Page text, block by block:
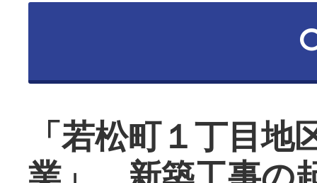
「若松町１丁目